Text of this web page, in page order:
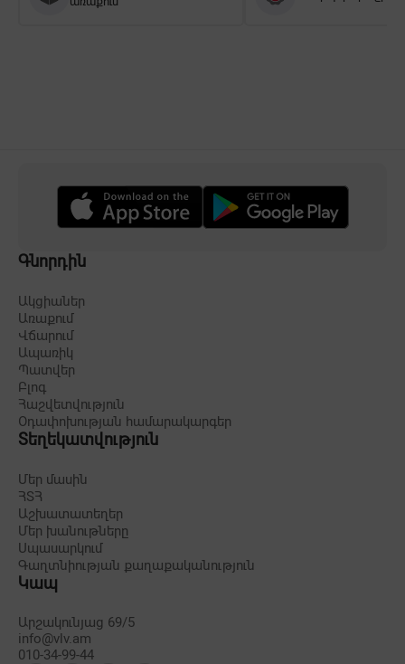
Գնորդին
Ակցիաներ
Առաքում
Վճարում
Ապառիկ
Պատվեր
Բլոգ
Հաշվետվություն
Օդափոխության համարակարգեր
Տեղեկատվություն
Մեր մասին
ՀՏՀ
Աշխատատեղեր
Մեր խանութները
Սպասարկում
Գաղտնիության քաղաքականություն
Կապ
Արշակունյաց 69/5
info@vlv.am
010-34-99-44